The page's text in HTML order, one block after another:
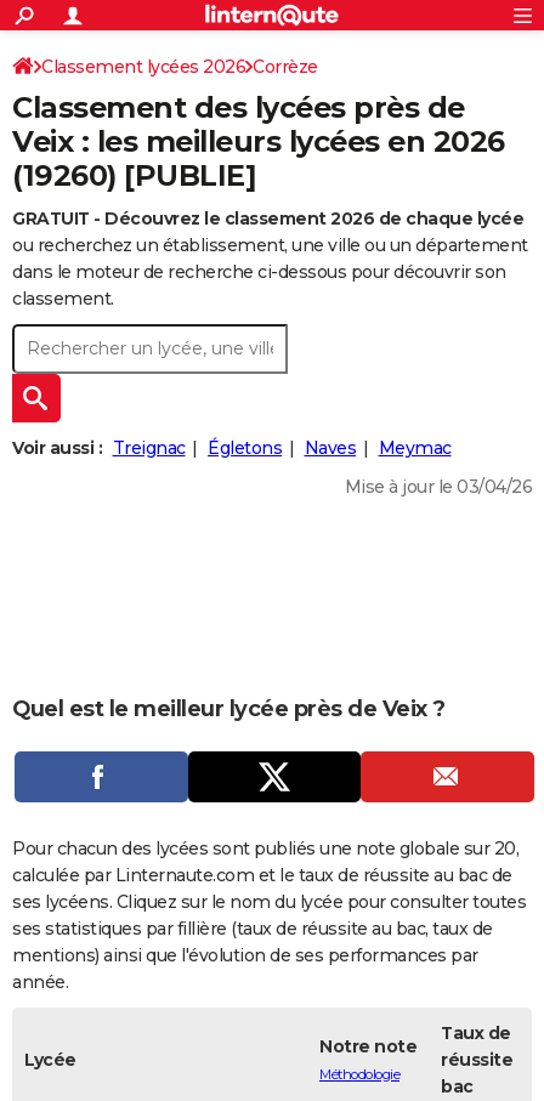
ACTUALITÉS
Politique
Société
Faits Divers
Education
Monde
Villes
+
SPORT
Coupe du monde 2026
Football
Tennis
Cyclisme
Rugby
Forum
CULTURE
Programme TV
TNT
Streaming
Cinéma
Sorties cinéma
Musique
+
FINANCE
Retraite
Impôts
Epargne
Immobilier
Risques naturels par ville
Banque
Assurance
Crédit
AUTO
Essais
Réserver un essai
Citadines
Berlines
SUV
Forum auto
+
HIGH-TECH
BRICOLAGE
Forum
Aménagement intérieur
Extérieur
Cuisine
Salle de bains
Jardinage
Rangement
+WEEK-END
Guides de France
Escapades
Patrimoine
Expositions
Musées
Week-end nature
+
LIFESTYLE
CARTE DE VOEUX
Carte de Noël
Carte Bonne année
Carte Saint-Valentin
Carte Pâques
Carte d'anniversaire
DICTIONNAIRE
COPAINS D'AVANT
S'inscrire
Se connecter
Lycées
Collèges
Primaires
Universités
Entreprises
Service militaire
Avis de recherche
AVIS DE DÉCÈS
FORUM
S'inscrire
Connexion
Classement lycées 2026 Corrèze
Classement des lycées près de
Veix : les meilleurs lycées en 2026
(19260) [PUBLIE]
GRATUIT - Découvrez le classement 2026 de chaque lycée
ou recherchez un établissement, une ville ou un département
dans le moteur de recherche ci-dessous pour découvrir son
classement.
Voir aussi : Treignac Égletons Naves
Meymac
Mise à jour le 03/04/26
Quel est le meilleur lycée près de Veix ?
Pour chacun des lycées sont publiés une note globale sur 20,
calculée par Linternaute.com et le taux de réussite au bac de
ses lycéens. Cliquez sur le nom du lycée pour consulter toutes
ses statistiques par fillière (taux de réussite au bac, taux de
mentions) ainsi que l'évolution de ses performances par
année.
Lycée
Notre note
Méthodologie
Taux de
réussite
bac